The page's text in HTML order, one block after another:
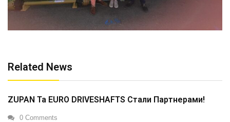
Related News
ZUPAN Та EURO DRIVESHAFTS Стали Партнерами!
0 Comments